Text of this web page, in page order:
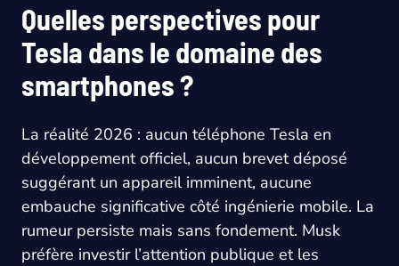
Quelles perspectives pour
Tesla dans le domaine des
smartphones ?
La réalité 2026 : aucun téléphone Tesla en
développement officiel, aucun brevet déposé
suggérant un appareil imminent, aucune
embauche significative côté ingénierie mobile. La
rumeur persiste mais sans fondement. Musk
préfère investir l’attention publique et les